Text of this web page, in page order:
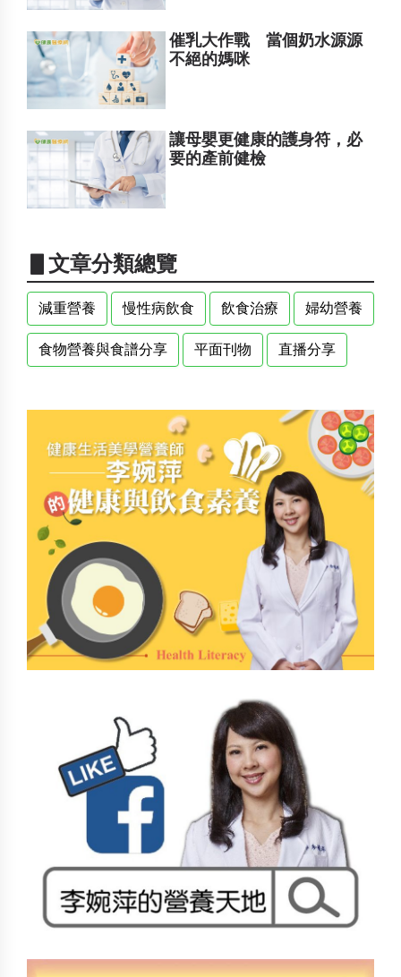
催乳大作戰 當個奶水源源
不絕的媽咪
讓母嬰更健康的護身符，必
要的產前健檢
▋文章分類總覽
減重營養 慢性病飲食 飲食治療 婦幼營養
食物營養與食譜分享 平面刊物 直播分享